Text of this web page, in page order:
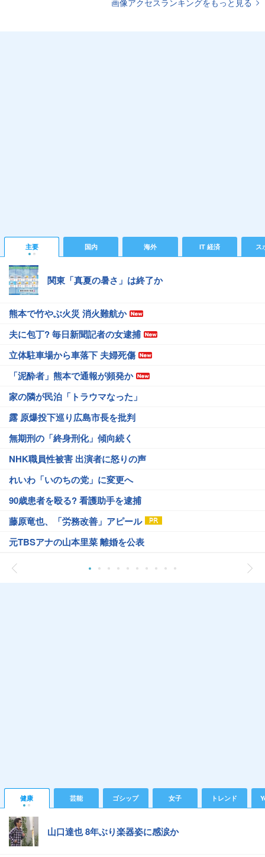
主要 国内 海外 IT 経済 ス
関東「真夏の暑さ」は終了か
熊本で竹やぶ火災 消火難航か
夫に包丁? 毎日新聞記者の女逮捕
立体駐車場から車落下 夫婦死傷
「泥酔者」熊本で通報が頻発か
家の隣が民泊「トラウマなった」
露 原爆投下巡り広島市長を批判
無期刑の「終身刑化」傾向続く
NHK職員性被害 出演者に怒りの声
れいわ「いのちの党」に変更へ
90歳患者を殴る? 看護助手を逮捕
藤原竜也、「労務改善」アピール
元TBSアナの山本里菜 離婚を公表
健康 芸能 ゴシップ 女子 トレンド
山口達也 8年ぶり楽器姿に感涙か